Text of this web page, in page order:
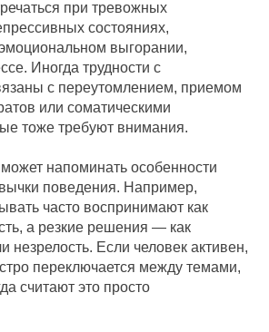
при тревожных
состояниях,
выгорании,
Иногда трудности с
с переутомлением, приемом
или соматическими
тоже требуют внимания.
напоминать особенности
поведения. Например,
часто воспринимают как
а резкие решения — как
незрелость. Если человек активен,
переключается между темами,
считают это просто